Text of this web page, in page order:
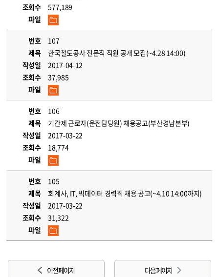
조회수
577,189
파일
번호
107
제목
한국철도공사 전문직 직원 공개 모집(~4.28 14:00)
작성일
2017-04-12
조회수
37,985
파일
번호
106
제목
기간제 근로자(운전담당원) 채용공고(부산경남본부)
작성일
2017-03-22
조회수
18,774
파일
번호
105
제목
회계사, IT, 빅데이터 경력직 채용 공고(~4.10 14:00까지)
작성일
2017-03-22
조회수
31,322
파일
이전 페이지 다음 페이지